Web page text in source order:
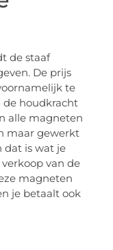
de staaf
De prijs
te
houdkracht
alle magneten
maar gewerkt
dat is wat je
van de
magneten
je betaalt ook